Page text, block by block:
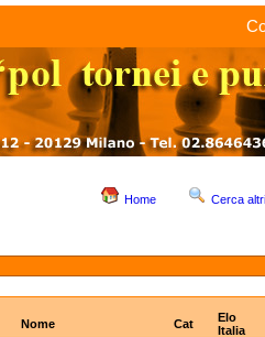
Home Cerca
Nome
Cat
Elo
Italia